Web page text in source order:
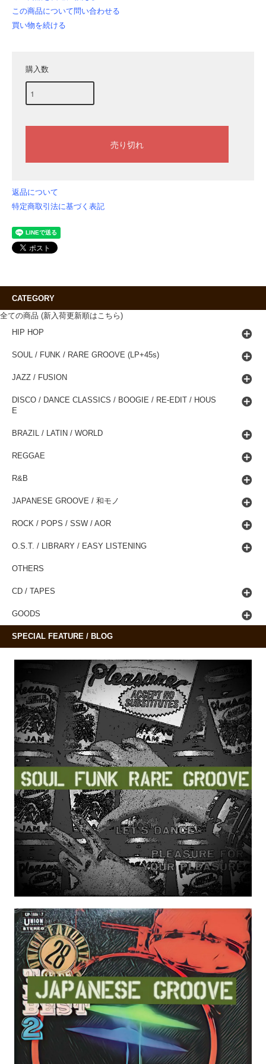
この商品について問い合わせる
買い物を続ける
購入数
返品について
特定商取引法に基づく表記
CATEGORY
全ての商品 (新入荷更新順はこちら)
HIP HOP
SOUL / FUNK / RARE GROOVE (LP+45s)
JAZZ / FUSION
DISCO / DANCE CLASSICS / BOOGIE / RE-EDIT / HOUS
E
BRAZIL / LATIN / WORLD
REGGAE
R&B
JAPANESE GROOVE / 和モノ
ROCK / POPS / SSW / AOR
O.S.T. / LIBRARY / EASY LISTENING
OTHERS
CD / TAPES
GOODS
SPECIAL FEATURE / BLOG